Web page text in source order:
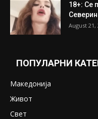
18+: Се
August 21,
ПОПУЛАРНИ
Македонија
Живот
Свет